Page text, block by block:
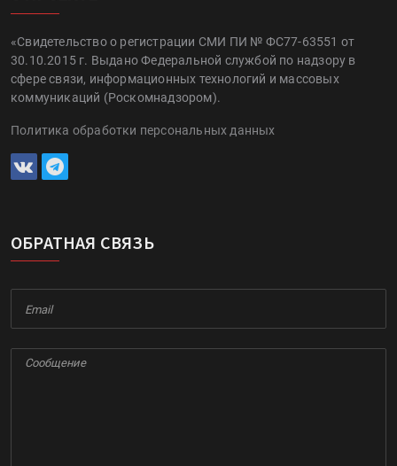
«Свидетельство о регистрации СМИ ПИ № ФС77-63551 от
30.10.2015 г. Выдано Федеральной службой по надзору в
сфере связи, информационных технологий и массовых
коммуникаций (Роскомнадзором).
Политика обработки персональных данных
ОБРАТНАЯ СВЯЗЬ